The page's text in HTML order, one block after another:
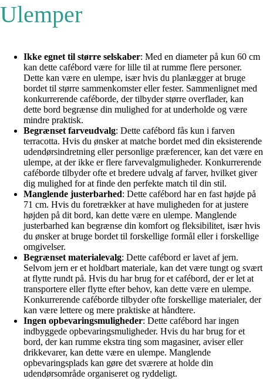
Ulemper
Ikke egnet til større selskaber: Med en diameter på kun 60 cm
kan dette cafébord være for lille til at rumme flere personer.
Dette kan være en ulempe, især hvis du planlægger at bruge
bordet til større sammenkomster eller fester. Sammenlignet med
konkurrerende caféborde, der tilbyder større overflader, kan
dette bord begrænse din mulighed for at underholde og være
mindre praktisk.
Begrænset farveudvalg: Dette cafébord fås kun i farven
terracotta. Hvis du ønsker at matche bordet med din eksisterende
udendørsindretning eller personlige præferencer, kan det være en
ulempe, at der ikke er flere farvevalgmuligheder. Konkurrerende
caféborde tilbyder ofte et bredere udvalg af farver, hvilket giver
dig mulighed for at finde den perfekte match til din stil.
Manglende justerbarhed: Dette cafébord har en fast højde på
71 cm. Hvis du foretrækker at have muligheden for at justere
højden på dit bord, kan dette være en ulempe. Manglende
justerbarhed kan begrænse din komfort og fleksibilitet, især hvis
du ønsker at bruge bordet til forskellige formål eller i forskellige
omgivelser.
Begrænset materialevalg: Dette cafébord er lavet af jern.
Selvom jern er et holdbart materiale, kan det være tungt og svært
at flytte rundt på. Hvis du har brug for et cafébord, der er let at
transportere eller flytte efter behov, kan dette være en ulempe.
Konkurrerende caféborde tilbyder ofte forskellige materialer, der
kan være lettere og mere praktiske at håndtere.
Ingen opbevaringsmuligheder: Dette cafébord har ingen
indbyggede opbevaringsmuligheder. Hvis du har brug for et
bord, der kan rumme ekstra ting som magasiner, aviser eller
drikkevarer, kan dette være en ulempe. Manglende
opbevaringsplads kan gøre det sværere at holde din
udendørsområde organiseret og ryddeligt.